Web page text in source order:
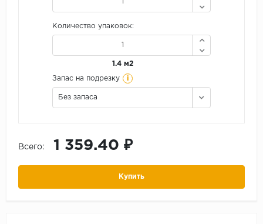
Количество упаковок:
1.4 м2
Запас на подрезку i
Без запаса
Всего: 1 359.40 ₽
Купить